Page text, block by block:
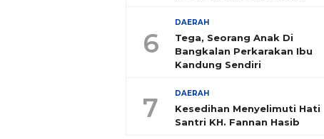
6
DAERAH
Tega, Seorang Anak Di
Bangkalan Perkarakan Ibu
Kandung Sendiri
7 DAERAH
Kesedihan Menyelimuti Hati
Santri KH. Fannan Hasib